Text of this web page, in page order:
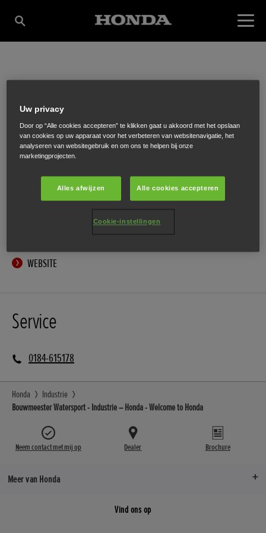
BOUWMEESTER
WATERSPORT
Binnendams 40,Hardinxveld-Giessendam,3373 AD
WEBSITE
Service
0184-615178
Honda
Industrie
Bouwmeester Watersport - Industrie – Honda - Welcome to Honda
Neem contact met mij op Dealer Brochure
Meer van Honda
Vind ons op
Uw privacy
Door op “Alle cookies accepteren” te klikken gaat u akkoord met het opslaan
van cookies op uw apparaat voor het verbeteren van websitenavigatie, het
analyseren van websitegebruik en om ons te helpen bij onze
marketingprojecten.
Alles afwijzen Alle cookies accepteren
Cookie-instellingen